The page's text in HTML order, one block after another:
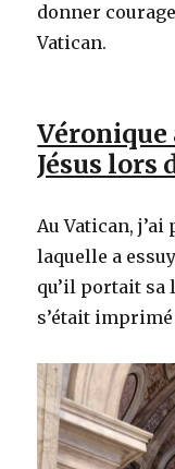
donner
Vatican.
Véronique
Jésus lors
Au Vatican,
laquelle a
qu’il portait sa
s’était